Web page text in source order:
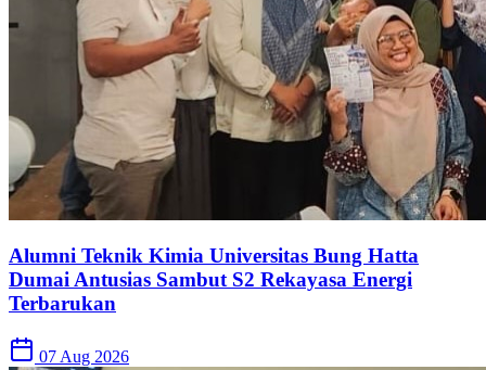
Alumni Teknik Kimia Universitas Bung Hatta
Dumai Antusias Sambut S2 Rekayasa Energi
Terbarukan
07 Aug 2026